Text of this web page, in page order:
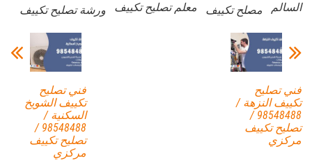
السالم
مصلح تكييف معلم تصليح تكييف ورشة تصليح تكييف
فني تصليح
تكييف الشويخ
السكنية /
98548488 /
تصليح تكييف
مركزي
فني تصليح
تكييف النزهة /
98548488 /
تصليح تكييف
مركزي